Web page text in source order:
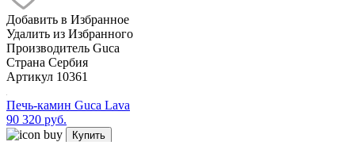
Добавить в Избранное
Удалить из Избранного
Производитель Guca
Страна Сербия
Артикул 10361
Печь-камин Guca Lava
90 320 руб.
Купить